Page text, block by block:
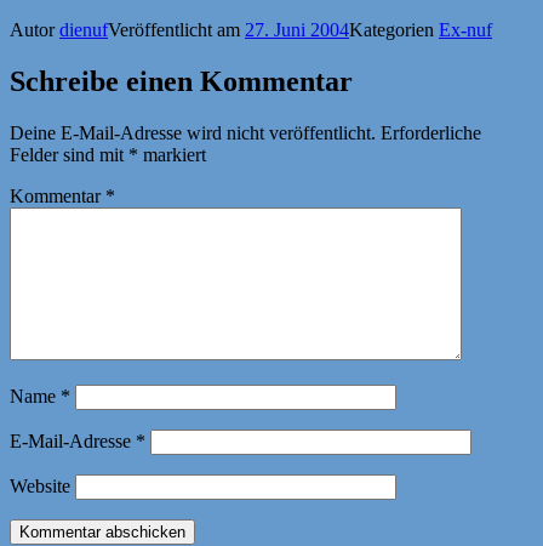
AutordienufVeröffentlicht am 27. Juni 2004Kategorien Ex-nuf
Schreibe einen Kommentar
Deine E-Mail-Adresse wird nicht veröffentlicht. Erforderliche
Felder sind mit * markiert
Kommentar *
Name *
E-Mail-Adresse *
Website